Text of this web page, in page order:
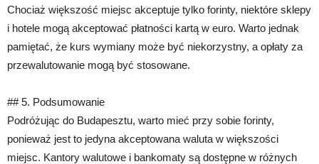
Chociaż większość miejsc akceptuje tylko forinty, niektóre sklepy
i hotele mogą akceptować płatności kartą w euro. Warto jednak
pamiętać, że kurs wymiany może być niekorzystny, a opłaty za
przewalutowanie mogą być stosowane.
## 5. Podsumowanie
Podróżując do Budapesztu, warto mieć przy sobie forinty,
ponieważ jest to jedyna akceptowana waluta w większości
miejsc. Kantory walutowe i bankomaty są dostępne w różnych